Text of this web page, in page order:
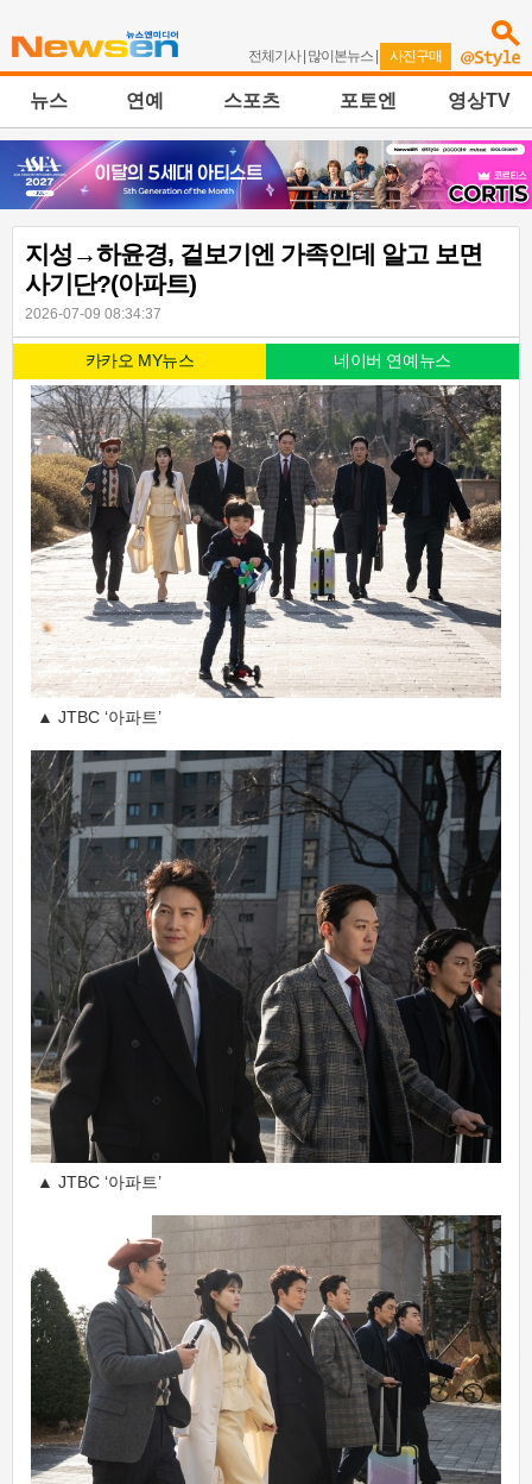
전체기사| 많이본뉴스 | 사진구매
뉴스 연예 스포츠 포토엔 영상TV
지성→하윤경, 겉보기엔 가족인데 알고 보면
사기단?(아파트)
2026-07-09 08:34:37
카카오 MY뉴스 네이버 연예뉴스
▲ JTBC ‘아파트’
▲ JTBC ‘아파트’